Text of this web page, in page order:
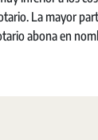
La mayor
abona en